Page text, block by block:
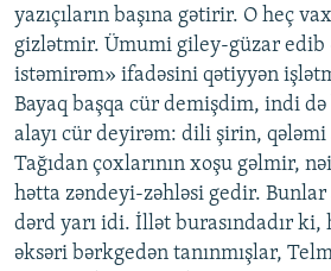
yazıçıların başına gətirir. O heç
gizlətmir. Ümumi giley-güzar edib
istəmirəm» ifadəsini qətiyyən
Bayaq başqa cür demişdim, indi
alayı cür deyirəm: dili şirin, qələmi
Tağıdan çoxlarının xoşu gəlmir,
hətta zəndeyi-zəhləsi gedir. Bunlar
dərd yarı idi. İllət burasındadır ki,
əksəri bərkgedən tanınmışlar,